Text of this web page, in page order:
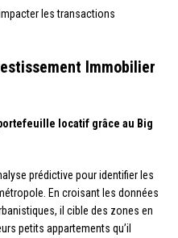
les transactions
Immobilier
locatif grâce au Big
prédictive pour identifier les
En croisant les données
il cible des zones en
petits appartements qu’il